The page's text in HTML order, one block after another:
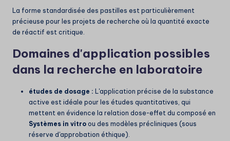
La forme standardisée des pastilles est particulièrement
précieuse pour les projets de recherche où la quantité exacte
de réactif est critique.
Domaines d'application possibles
dans la recherche en laboratoire
études de dosage : L'application précise de la substance
active est idéale pour les études quantitatives, qui
mettent en évidence la relation dose-effet du composé en
Systèmes in vitro ou des modèles précliniques (sous
réserve d'approbation éthique).